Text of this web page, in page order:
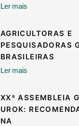
Ler mais
AGRICULTORAS E
PESQUISADORAS
BRASILEIRAS
Ler mais
XXª ASSEMBLEIA
UROK:
NA